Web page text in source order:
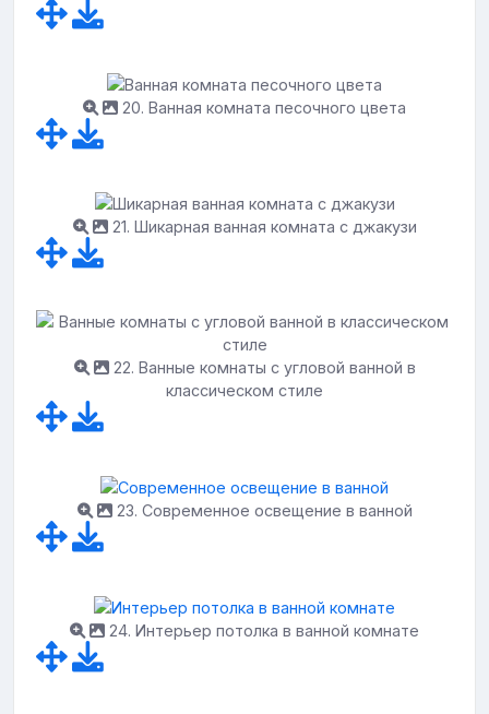
20. Ванная комната песочного цвета
21. Шикарная ванная комната с джакузи
22. Ванные комнаты с угловой ванной в
классическом стиле
23. Современное освещение в ванной
24. Интерьер потолка в ванной комнате